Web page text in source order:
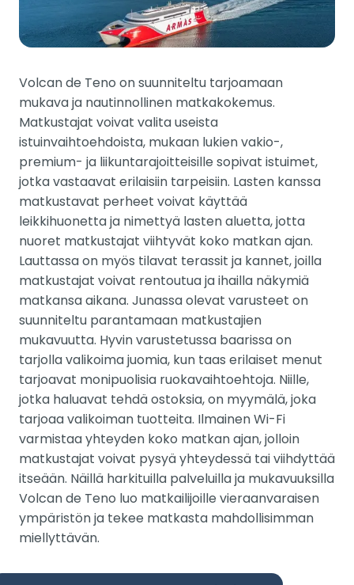
Volcan de Teno on suunniteltu tarjoamaan
mukava ja nautinnollinen matkakokemus.
Matkustajat voivat valita useista
istuinvaihtoehdoista, mukaan lukien vakio-,
premium- ja liikuntarajoitteisille sopivat istuimet,
jotka vastaavat erilaisiin tarpeisiin. Lasten kanssa
matkustavat perheet voivat käyttää
leikkihuonetta ja nimettyä lasten aluetta, jotta
nuoret matkustajat viihtyvät koko matkan ajan.
Lauttassa on myös tilavat terassit ja kannet, joilla
matkustajat voivat rentoutua ja ihailla näkymiä
matkansa aikana. Junassa olevat varusteet on
suunniteltu parantamaan matkustajien
mukavuutta. Hyvin varustetussa baarissa on
tarjolla valikoima juomia, kun taas erilaiset menut
tarjoavat monipuolisia ruokavaihtoehtoja. Niille,
jotka haluavat tehdä ostoksia, on myymälä, joka
tarjoaa valikoiman tuotteita. Ilmainen Wi-Fi
varmistaa yhteyden koko matkan ajan, jolloin
matkustajat voivat pysyä yhteydessä tai viihdyttää
itseään. Näillä harkituilla palveluilla ja mukavuuksilla
Volcan de Teno luo matkailijoille vieraanvaraisen
ympäristön ja tekee matkasta mahdollisimman
miellyttävän.